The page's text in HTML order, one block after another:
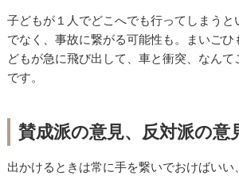
子どもが１人でどこへでも行ってしまうと
でなく、事故に繋がる可能性も。まいご
どもが急に飛び出して、車と衝突、なんて
です。
賛成派の意見、反対派の意
出かけるときは常に手を繋いでおけばいい